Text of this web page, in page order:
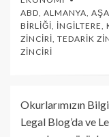
ABD, ALMANYA,
BIRLIĞI, İNGILTERE,
ZINCIRI, TEDARIK
ZINCIRI
Okurlarımızın
Legal Blog’da ve